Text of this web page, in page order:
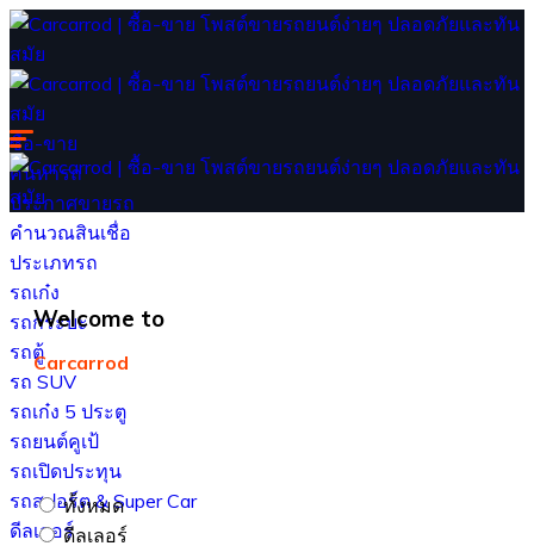
ซื้อ-ขาย
ค้นหารถ
ประกาศขายรถ
คำนวณสินเชื่อ
ประเภทรถ
รถเก๋ง
รถกระบะ
รถตู้
รถ SUV
รถเก๋ง 5 ประตู
รถยนต์คูเป้
รถเปิดประทุน
รถสปอร์ต & Super Car
ดีลเลอร์
Welcome to
Carcarrod
ทั้งหมด
ดีลเลอร์